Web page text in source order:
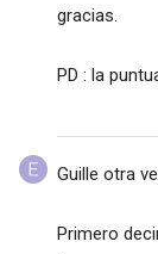
gracias.
PD : la
Guille otra
Primero